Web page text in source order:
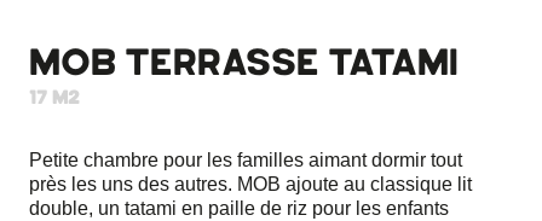
MOB TERRASSE TATAMI
17 m2
Petite chambre pour les familles aimant dormir tout
près les uns des autres. MOB ajoute au classique lit
double, un tatami en paille de riz pour les enfants